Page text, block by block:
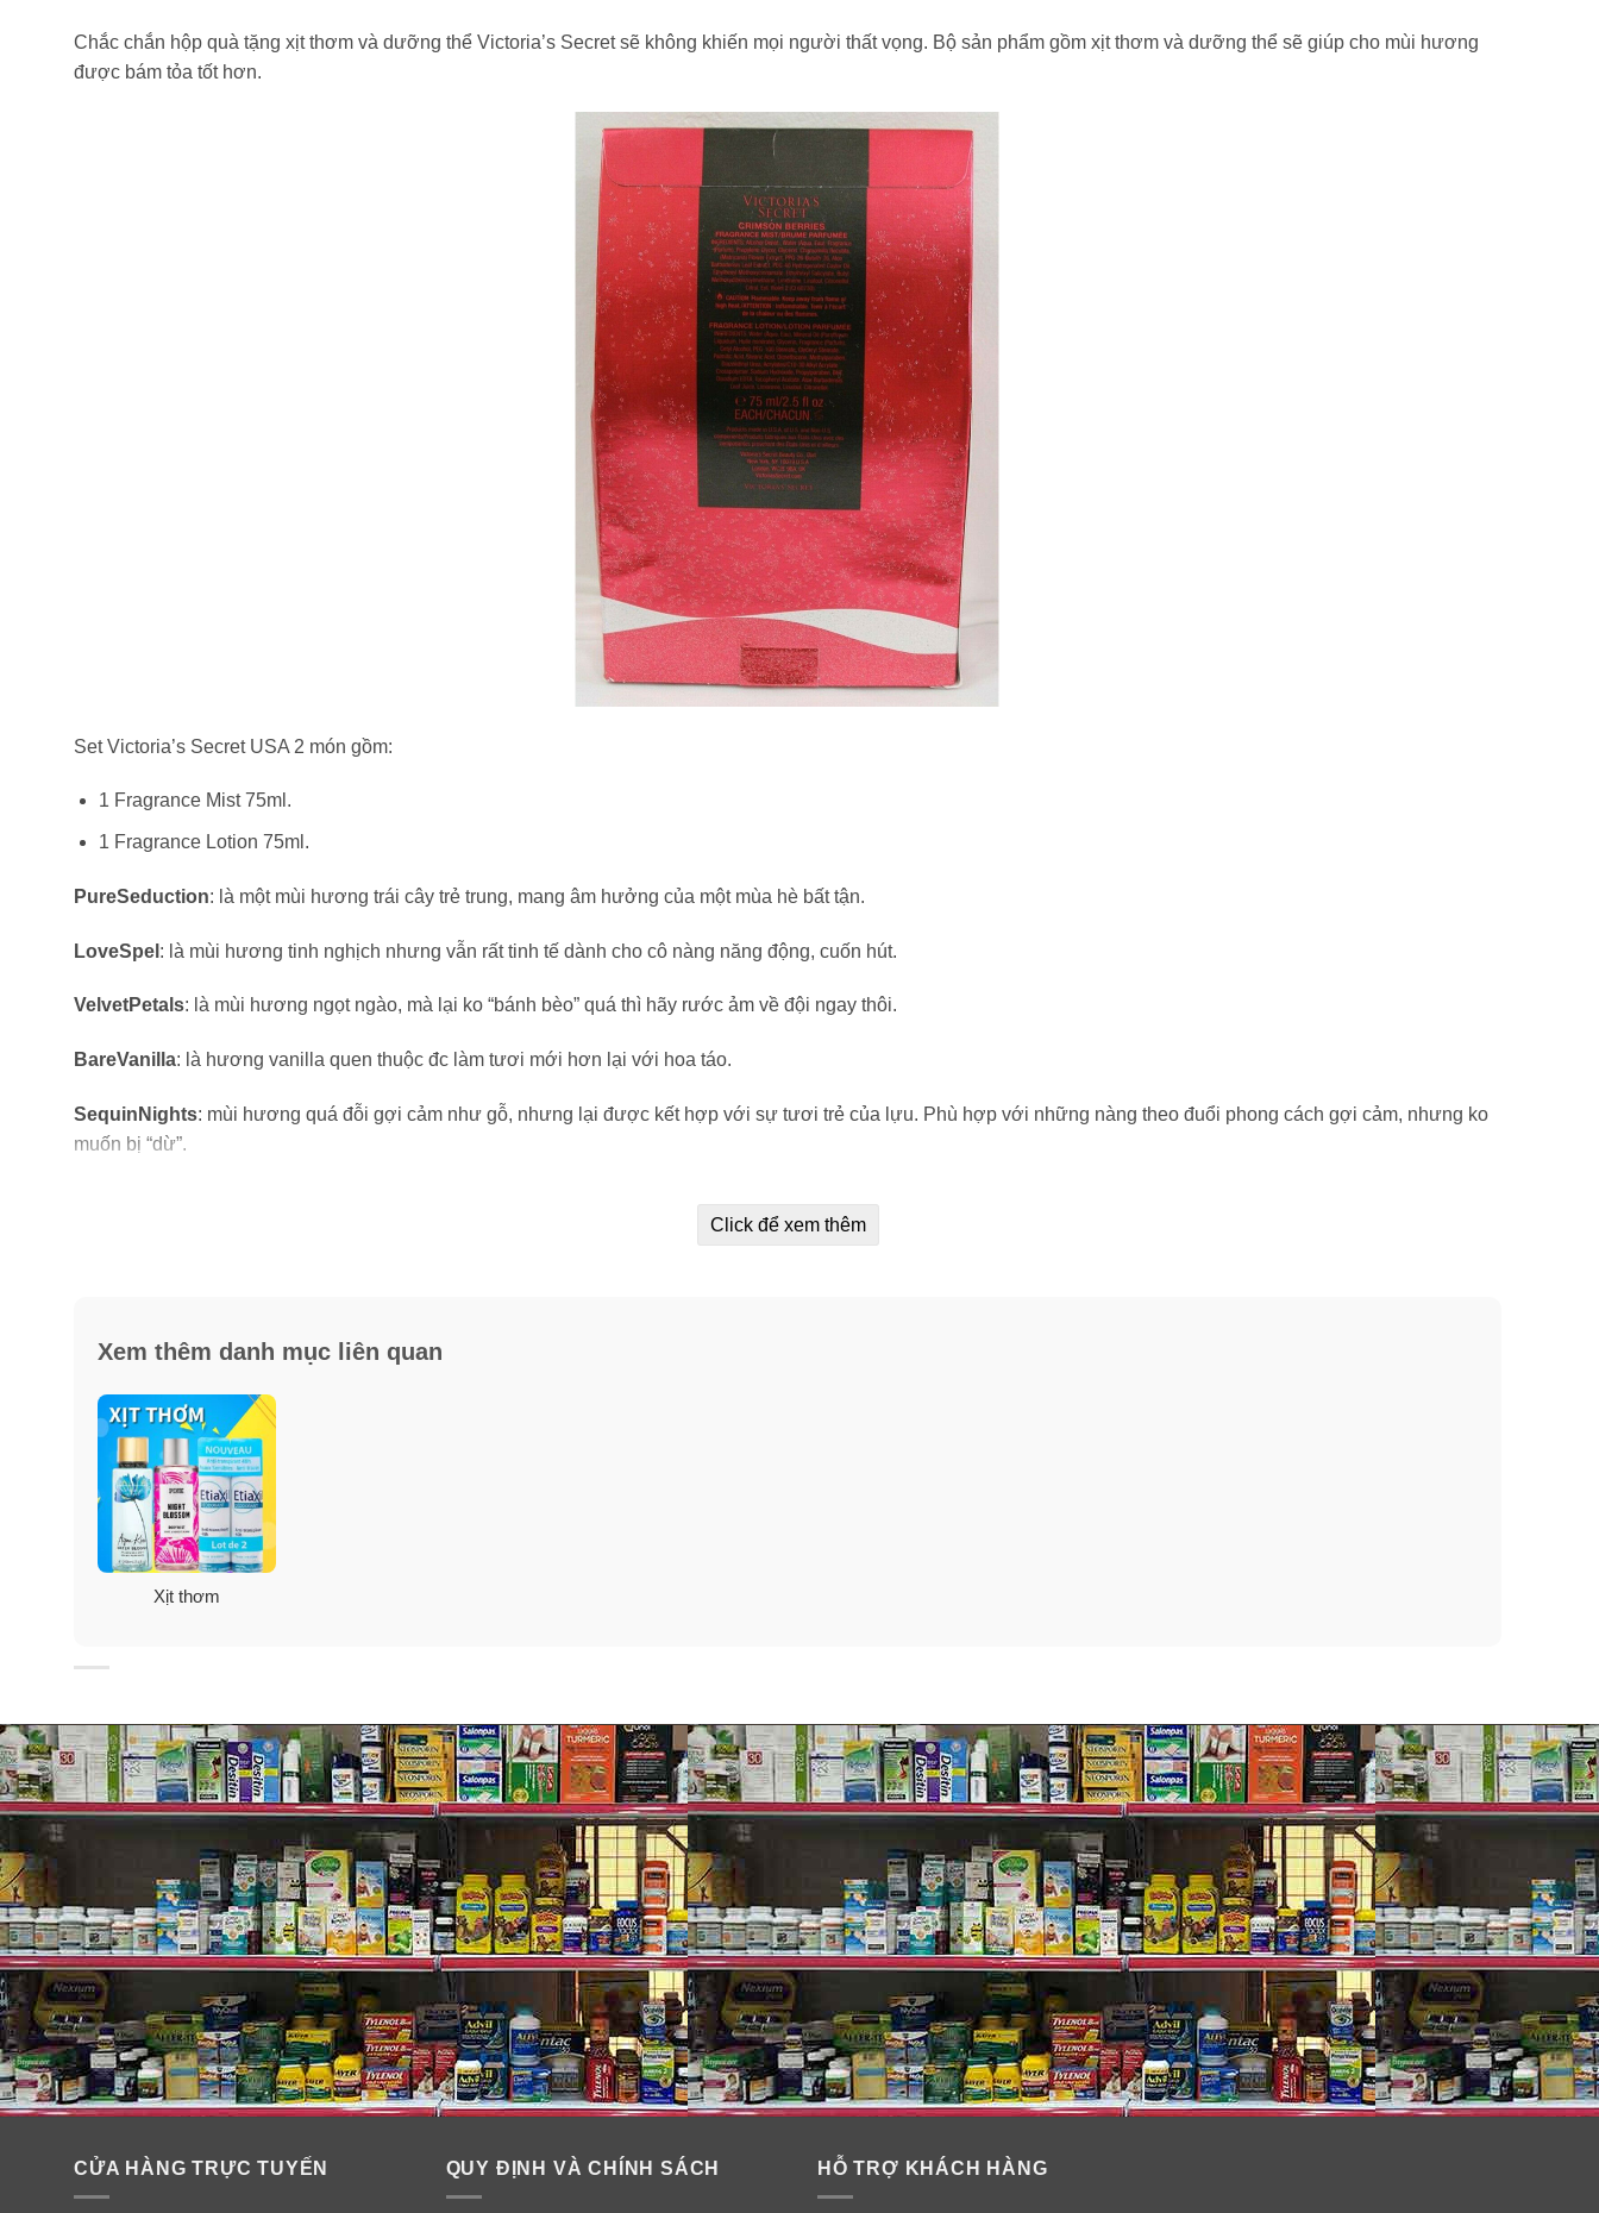
Chắc chắn hộp quà tặng xịt thơm và dưỡng thể Victoria’s Secret sẽ không khiến mọi người thất vọng. Bộ sản phẩm gồm xịt thơm và dưỡng thể sẽ giúp cho mùi hương
được bám tỏa tốt hơn.
Set Victoria’s Secret USA 2 món gồm:
1 Fragrance Mist 75ml.
1 Fragrance Lotion 75ml.
PureSeduction: là một mùi hương trái cây trẻ trung, mang âm hưởng của một mùa hè bất tận.
LoveSpel : là mùi hương tinh nghịch nhưng vẫn rất tinh tế dành cho cô nàng năng động, cuốn hút.
VelvetPetals: là mùi hương ngọt ngào, mà lại ko “bánh bèo” quá thì hãy rước ảm về đội ngay thôi.
BareVanilla: là hương vanilla quen thuộc đc làm tươi mới hơn lại với hoa táo.
SequinNights: mùi hương quá đỗi gợi cảm như gỗ, nhưng lại được kết hợp với sự tươi trẻ của lựu. Phù hợp với những nàng theo đuổi phong cách gợi cảm, nhưng ko
muốn bị “dừ”.
l: Hương hoa tinh khiết và tinh chất hạt hạnh nhân mang đến cho bạn hương thơm tươi mát, quý phái nhưng không kém phần trẻ trung, năng động.
+ Amber Romance: Mùi hương nha đam và cúc la mã tạo nên hương nồng ấm, quyến rủ và ngọt ngào.
+ Bare Vanilla : hương thơm ngọt ngào, ấm ấp & lôi cuốn. Sữa dưỡng thể Victoria’s Secret Bare Vanilla dễ dàng làm xiêu lòng hầu hết các chị em phụ nữ.
+ Pure Seduction: hương trái cây chiết xuất từ quả mận đỏ và hoa lan nam phi nhẹ nhàng và nữ tính. Dòng này thích hợp với những bạn yêu thích hương thơm ngọt
mát, thoang thoãng và cảm giác thư giản dễ chịu.
Click để xem thêm
Xem thêm danh mục liên quan
Xịt thơm
CỬA HÀNG TRỰC TUYẾN QUY ĐỊNH VÀ CHÍNH SÁCH HỖ TRỢ KHÁCH HÀNG